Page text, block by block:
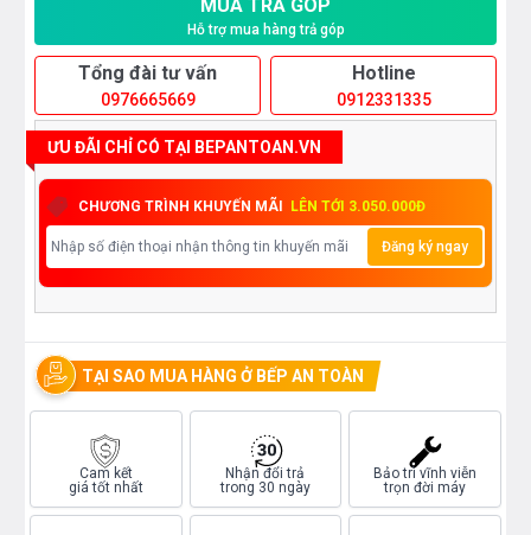
MUA TRẢ GÓP
Hỗ trợ mua hàng trả góp
Tổng đài tư vấn
0976665669
Hotline
0912331335
ƯU ĐÃI CHỈ CÓ TẠI BEPANTOAN.VN
CHƯƠNG TRÌNH KHUYẾN MÃI LÊN TỚI 3.050.000Đ
Đăng ký ngay
TẠI SAO MUA HÀNG Ở BẾP AN TOÀN
Cam kết
giá tốt nhất
Nhận đổi trả
trong 30 ngày
Bảo trì vĩnh viễn
trọn đời máy